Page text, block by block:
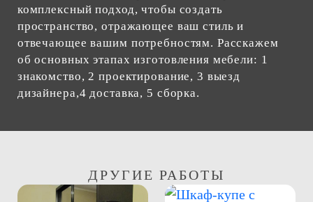
комплексный подход, чтобы создать
пространство, отражающее ваш стиль и
отвечающее вашим потребностям. Расскажем
об основных этапах изготовления мебели: 1
знакомство, 2 проектирование, 3 выезд
дизайнера,4 доставка, 5 сборка.
ДРУГИЕ РАБОТЫ